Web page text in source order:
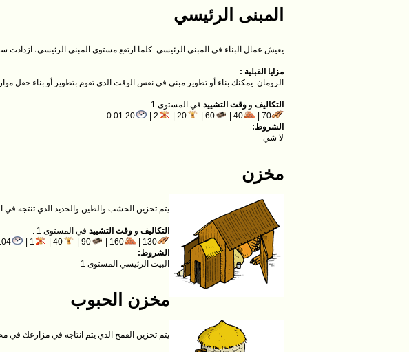
المبنى الرئيسي
يعيش عمال البناء في المبنى الرئيسي. كلما ارتفع مستوى المبنى الرئيسي، ازدادت
مزايا القبلية :
الرومان: يمكنك بناء أو تطوير مبنى في نفس الوقت الذي تقوم بتطوير أو بناء حقل
التكاليف و وقت التشييد في المستوى 1 :
70 |
40 |
60 |
20 |
2 |
0:01:20
الشروط:
لا شي
مخزن
يتم تخزين الخشب والطين والحديد الذي تنتجه في
التكاليف و وقت التشييد في المستوى 1 :
130 |
160 |
90 |
40 |
1 |
الشروط:
البيت الرئيسي المستوى 1
مخزن الحبوب
يتم تخزين القمح الذي يتم انتاجه في مزارعك في